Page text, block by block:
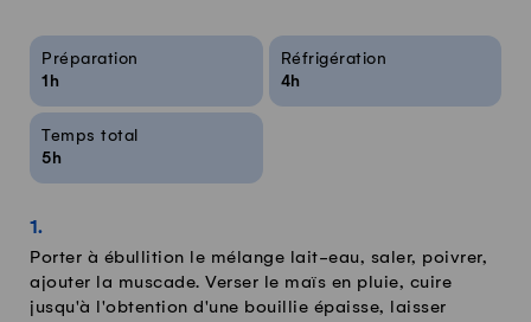
Infos sur la recette
Préparation
1h
Réfrigération
4h
Temps total
5h
Porter à ébullition le mélange lait-eau, saler, poivrer,
ajouter la muscade. Verser le maïs en pluie, cuire
jusqu'à l'obtention d'une bouillie épaisse, laisser